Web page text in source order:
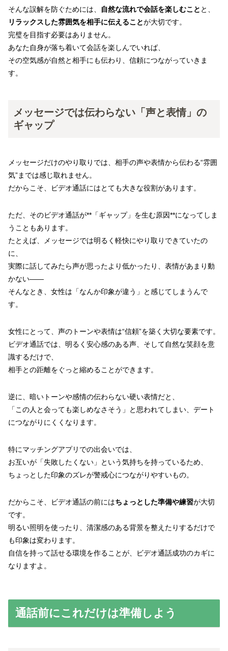
そんな誤解を防ぐためには、 自然な流れで会話を楽しむこと と、
リラックスした雰囲気を相手に伝えることが大切です。
完璧を目指す必要はありません。
あなた自身が落ち着いて会話を楽しんでいれば、
その空気感が自然と相手にも伝わり、信頼につながっていきま
す。
メッセージでは伝わらない「声と表情」の
ギャップ
メッセージだけのやり取りでは、相手の声や表情から伝わる“雰囲
気”までは感じ取れません。
だからこそ、ビデオ通話にはとても大きな役割があります。
ただ、そのビデオ通話が**「ギャップ」を生む原因**になってしま
うこともあります。
たとえば、メッセージでは明るく軽快にやり取りできていたの
に、
実際に話してみたら声が思ったより低かったり、表情があまり動
かない――
そんなとき、女性は「なんか印象が違う」と感じてしまうんで
す。
女性にとって、声のトーンや表情は“信頼”を築く大切な要素です。
ビデオ通話では、明るく安心感のある声、そして自然な笑顔を意
識するだけで、
相手との距離をぐっと縮めることができます。
逆に、暗いトーンや感情の伝わらない硬い表情だと、
「この人と会っても楽しめなさそう」と思われてしまい、デート
につながりにくくなります。
特にマッチングアプリでの出会いでは、
お互いが「失敗したくない」という気持ちを持っているため、
ちょっとした印象のズレが警戒心につながりやすいもの。
だからこそ、ビデオ通話の前にはちょっとした準備や練習が大切
です。
明るい照明を使ったり、清潔感のある背景を整えたりするだけで
も印象は変わります。
自信を持って話せる環境を作ることが、ビデオ通話成功のカギに
なりますよ。
通話前にこれだけは準備しよう